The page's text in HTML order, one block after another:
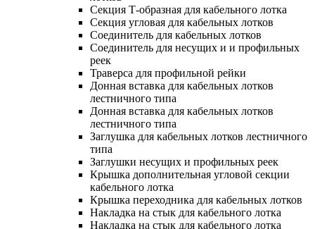
Секция Т-образная для кабельного лотка
Секция угловая для кабельных лотков
Соединитель для кабельных лотков
Соединитель для несущих и и профильных
реек
Траверса для профильной рейки
Донная вставка для кабельных лотков
лестничного типа
Донная вставка для кабельных лотков
лестничного типа
Заглушка для кабельных лотков лестничного
типа
Заглушки несущих и профильных реек
Крышка дополнительная угловой секции
кабельного лотка
Крышка переходника для кабельных лотков
Накладка на стык для кабельного лотка
Накладка на стык для кабельного лотка